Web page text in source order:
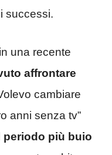
successi.
una recente
affrontare
cambiare
anni senza tv”
periodo più buio